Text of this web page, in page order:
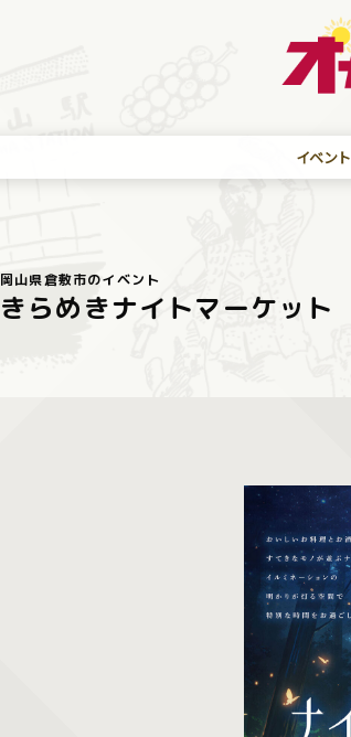
イベント
岡山県倉敷市のイベント
きらめきナイトマーケット